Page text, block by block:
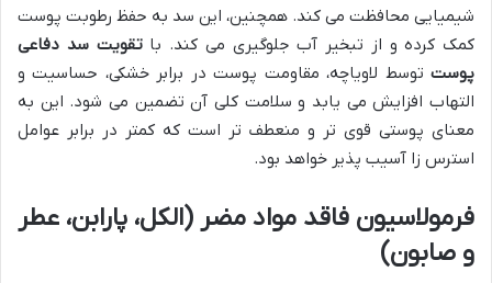
شیمیایی محافظت می کند. همچنین، این سد به حفظ رطوبت پوست
کمک کرده و از تبخیر آب جلوگیری می کند. باتقویت سد دفاعی
پوست توسط لاویاچه، مقاومت پوست در برابر خشکی، حساسیت و
التهاب افزایش می یابد و سلامت کلی آن تضمین می شود. این به
معنای پوستی قوی تر و منعطف تر است که کمتر در برابر عوامل
استرس زا آسیب پذیر خواهد بود.
فرمولاسیون فاقد مواد مضر (الکل، پارابن، عطر
و صابون)